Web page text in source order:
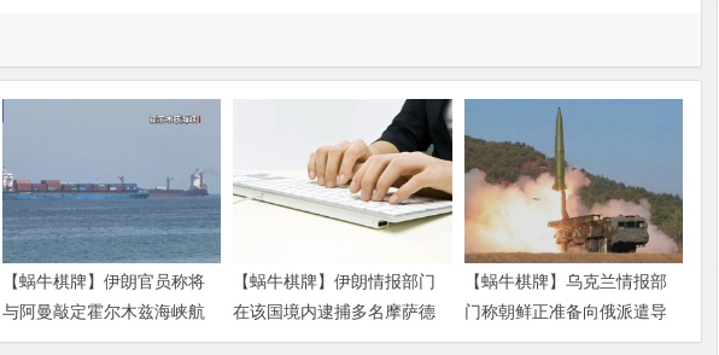
【蜗牛棋牌】伊朗官员称将
与阿曼敲定霍尔木兹海峡航
运安排新协议
【蜗牛棋牌】伊朗情报部门
在该国境内逮捕多名摩萨德
特工
【蜗牛棋牌】乌克兰情报部
门称朝鲜正准备向俄派遣导
弹部队